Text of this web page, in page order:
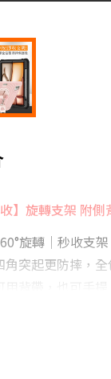
】旋轉支架 附側
旋轉│秒收支
角突起更防摔，
可用背帶，也可手